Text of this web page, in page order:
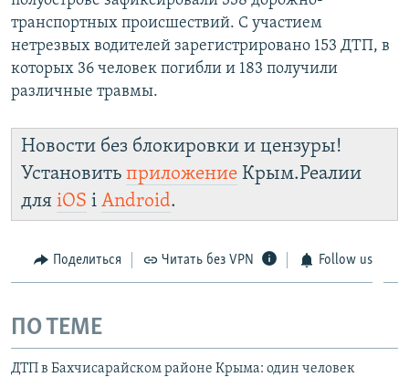
транспортных происшествий. С участием
нетрезвых водителей зарегистрировано 153 ДТП, в
которых 36 человек погибли и 183 получили
различные травмы.
Новости без блокировки и цензуры!
Установить приложение Крым.Реалии
для iOS і Android.
Поделиться Читать без VPN Follow us
ПО ТЕМЕ
ДТП в Бахчисарайском районе Крыма: один человек